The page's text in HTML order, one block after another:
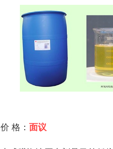
价 格： 面议